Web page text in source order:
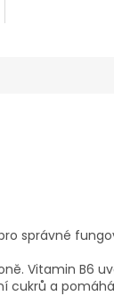
správné
Vitamin B6
cukrů a